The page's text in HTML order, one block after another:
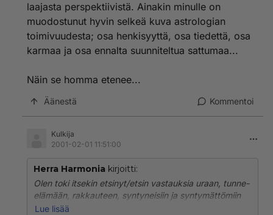
laajasta perspektiivistä. Ainakin minulle on
muodostunut hyvin selkeä kuva astrologian
toimivuudesta; osa henkisyyttä, osa tiedettä, osa
karmaa ja osa ennalta suunniteltua sattumaa...
Näin se homma etenee...
Äänestä Kommentoi
Kulkija
2001-02-01 11:51:00
Herra Harmonia kirjoitti:
Olen toki itsekin etsinyt/etsin vastauksia uraan, tunne-
elämään, rakkauteen, syntyneisiin ja syntymättömiin
lapsiin, mutta mitä enemmän astrologiaa tutkii, sitä
Lue lisää